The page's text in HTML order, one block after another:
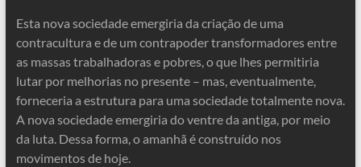
Esta nova sociedade emergiria da criação de uma
contracultura e de um contrapoder transformadores entre
as massas trabalhadoras e pobres, o que lhes permitiria
lutar por melhorias no presente – mas, eventualmente,
forneceria a estrutura para uma sociedade totalmente nova.
A nova sociedade emergiria do ventre da antiga, por meio
da luta. Dessa forma, o amanhã é construído nos
movimentos de hoje.